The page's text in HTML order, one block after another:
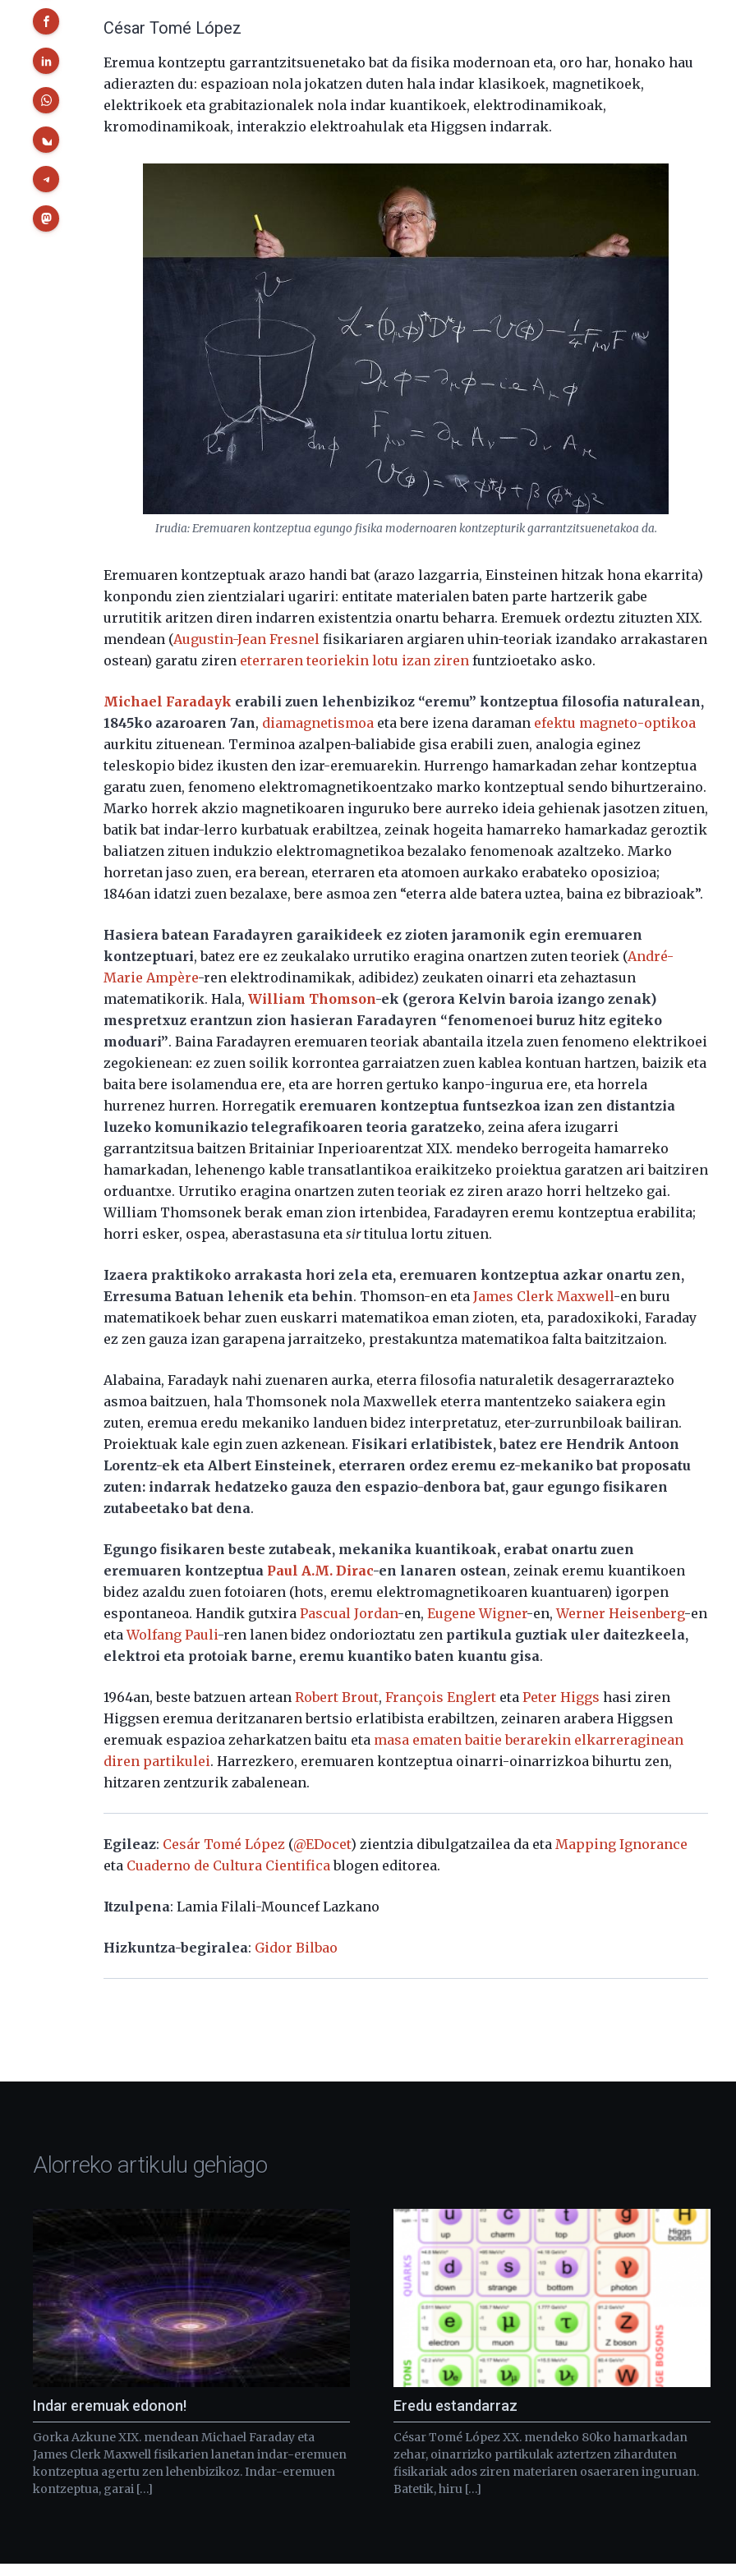
César Tomé López
Eremua kontzeptu garrantzitsuenetako bat da fisika modernoan eta, oro har, honako hau
adierazten du: espazioan nola jokatzen duten hala indar klasikoek, magnetikoek,
elektrikoek eta grabitazionalek nola indar kuantikoek, elektrodinamikoak,
kromodinamikoak, interakzio elektroahulak eta Higgsen indarrak.
Irudia: Eremuaren kontzeptua egungo fisika modernoaren kontzepturik garrantzitsuenetakoa da.
Eremuaren kontzeptuak arazo handi bat (arazo lazgarria, Einsteinen hitzak hona ekarrita)
konpondu zien zientzialari ugariri: entitate materialen baten parte hartzerik gabe
urrutitik aritzen diren indarren existentzia onartu beharra. Eremuek ordeztu zituzten XIX.
mendean (Augustin-Jean Fresnel fisikariaren argiaren uhin-teoriak izandako arrakastaren
ostean) garatu ziren eterraren teoriekin lotu izan ziren funtzioetako asko.
Michael Faradayk erabili zuen lehenbizikoz “eremu” kontzeptua filosofia naturalean,
1845ko azaroaren 7an, diamagnetismoa eta bere izena daraman efektu magneto-optikoa
aurkitu zituenean. Terminoa azalpen-baliabide gisa erabili zuen, analogia eginez
teleskopio bidez ikusten den izar-eremuarekin. Hurrengo hamarkadan zehar kontzeptua
garatu zuen, fenomeno elektromagnetikoentzako marko kontzeptual sendo bihurtzeraino.
Marko horrek akzio magnetikoaren inguruko bere aurreko ideia gehienak jasotzen zituen,
batik bat indar-lerro kurbatuak erabiltzea, zeinak hogeita hamarreko hamarkadaz geroztik
baliatzen zituen indukzio elektromagnetikoa bezalako fenomenoak azaltzeko. Marko
horretan jaso zuen, era berean, eterraren eta atomoen aurkako erabateko oposizioa;
1846an idatzi zuen bezalaxe, bere asmoa zen “eterra alde batera uztea, baina ez bibrazioak”.
Hasiera batean Faradayren garaikideek ez zioten jaramonik egin eremuaren
kontzeptuari, batez ere ez zeukalako urrutiko eragina onartzen zuten teoriek (André-
Marie Ampère-ren elektrodinamikak, adibidez) zeukaten oinarri eta zehaztasun
matematikorik. Hala,William Thomson-ek (gerora Kelvin baroia izango zenak)
mespretxuz erantzun zion hasieran Faradayren “fenomenoei buruz hitz egiteko
moduari”. Baina Faradayren eremuaren teoriak abantaila itzela zuen fenomeno elektrikoei
zegokienean: ez zuen soilik korrontea garraiatzen zuen kablea kontuan hartzen, baizik eta
baita bere isolamendua ere, eta are horren gertuko kanpo-ingurua ere, eta horrela
hurrenez hurren. Horregatik eremuaren kontzeptua funtsezkoa izan zen distantzia
luzeko komunikazio telegrafikoaren teoria garatzeko, zeina afera izugarri
garrantzitsua baitzen Britainiar Inperioarentzat XIX. mendeko berrogeita hamarreko
hamarkadan, lehenengo kable transatlantikoa eraikitzeko proiektua garatzen ari baitziren
orduantxe. Urrutiko eragina onartzen zuten teoriak ez ziren arazo horri heltzeko gai.
William Thomsonek berak eman zion irtenbidea, Faradayren eremu kontzeptua erabilita;
horri esker, ospea, aberastasuna etasirtitulua lortu zituen.
Izaera praktikoko arrakasta hori zela eta, eremuaren kontzeptua azkar onartu zen,
Erresuma Batuan lehenik eta behin. Thomson-en etaJames Clerk Maxwell-en buru
matematikoek behar zuen euskarri matematikoa eman zioten, eta, paradoxikoki, Faraday
ez zen gauza izan garapena jarraitzeko, prestakuntza matematikoa falta baitzitzaion.
Alabaina, Faradayk nahi zuenaren aurka, eterra filosofia naturaletik desagerrarazteko
asmoa baitzuen, hala Thomsonek nola Maxwellek eterra mantentzeko saiakera egin
zuten, eremua eredu mekaniko landuen bidez interpretatuz, eter-zurrunbiloak bailiran.
Proiektuak kale egin zuen azkenean. Fisikari erlatibistek, batez ere Hendrik Antoon
Lorentz-ek eta Albert Einsteinek, eterraren ordez eremu ez-mekaniko bat proposatu
zuten: indarrak hedatzeko gauza den espazio-denbora bat, gaur egungo fisikaren
zutabeetako bat dena.
Egungo fisikaren beste zutabeak, mekanika kuantikoak, erabat onartu zuen
eremuaren kontzeptua Paul A.M. Dirac-en lanaren ostean, zeinak eremu kuantikoen
bidez azaldu zuen fotoiaren (hots, eremu elektromagnetikoaren kuantuaren) igorpen
espontaneoa. Handik gutxiraPascual Jordan-en,Eugene Wigner-en,Werner Heisenberg-en
etaWolfang Pauli-ren lanen bidez ondorioztatu zen partikula guztiak uler daitezkeela,
elektroi eta protoiak barne, eremu kuantiko baten kuantu gisa.
1964an, beste batzuen arteanRobert Brout,François Englert etaPeter Higgs hasi ziren
Higgsen eremua deritzanaren bertsio erlatibista erabiltzen, zeinaren arabera Higgsen
eremuak espazioa zeharkatzen baitu eta masa ematen baitie berarekin elkarreraginean
diren partikulei. Harrezkero, eremuaren kontzeptua oinarri-oinarrizkoa bihurtu zen,
hitzaren zentzurik zabalenean.
Egileaz: Cesár Tomé López (@EDocet) zientzia dibulgatzailea da eta Mapping Ignorance
eta Cuaderno de Cultura Cientifica blogen editorea.
Itzulpena: Lamia Filali-Mouncef Lazkano
Hizkuntza-begiralea: Gidor Bilbao
Alorreko artikulu gehiago
Indar eremuak edonon!
Gorka Azkune XIX. mendean Michael Faraday eta
James Clerk Maxwell fisikarien lanetan indar-eremuen
kontzeptua agertu zen lehenbizikoz. Indar-eremuen
kontzeptua, garai […]
Eredu estandarraz
César Tomé López XX. mendeko 80ko hamarkadan
zehar, oinarrizko partikulak aztertzen ziharduten
fisikariak ados ziren materiaren osaeraren inguruan.
Batetik, hiru […]